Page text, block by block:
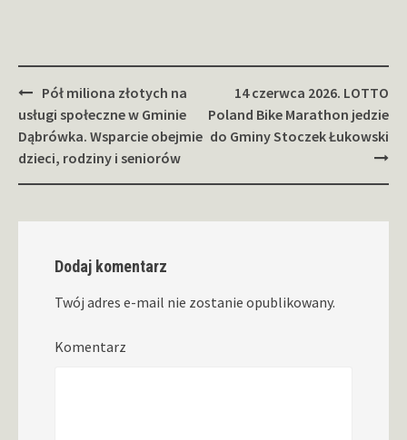
Zobacz
wpisy
Pół miliona złotych na
usługi społeczne w Gminie
Dąbrówka. Wsparcie obejmie
dzieci, rodziny i seniorów
14 czerwca 2026. LOTTO
Poland Bike Marathon jedzie
do Gminy Stoczek Łukowski
Dodaj komentarz
Twój adres e-mail nie zostanie opublikowany.
Komentarz